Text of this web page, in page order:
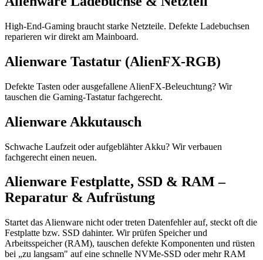
High-End-Gaming braucht starke Netzteile. Defekte Ladebuchsen
reparieren wir direkt am Mainboard.
Alienware Tastatur (AlienFX-RGB)
Defekte Tasten oder ausgefallene AlienFX-Beleuchtung? Wir
tauschen die Gaming-Tastatur fachgerecht.
Alienware Akkutausch
Schwache Laufzeit oder aufgeblähter Akku? Wir verbauen
fachgerecht einen neuen.
Alienware Festplatte, SSD & RAM –
Reparatur & Aufrüstung
Startet das Alienware nicht oder treten Datenfehler auf, steckt oft die
Festplatte bzw. SSD dahinter. Wir prüfen Speicher und
Arbeitsspeicher (RAM), tauschen defekte Komponenten und rüsten
bei „zu langsam" auf eine schnelle NVMe-SSD oder mehr RAM